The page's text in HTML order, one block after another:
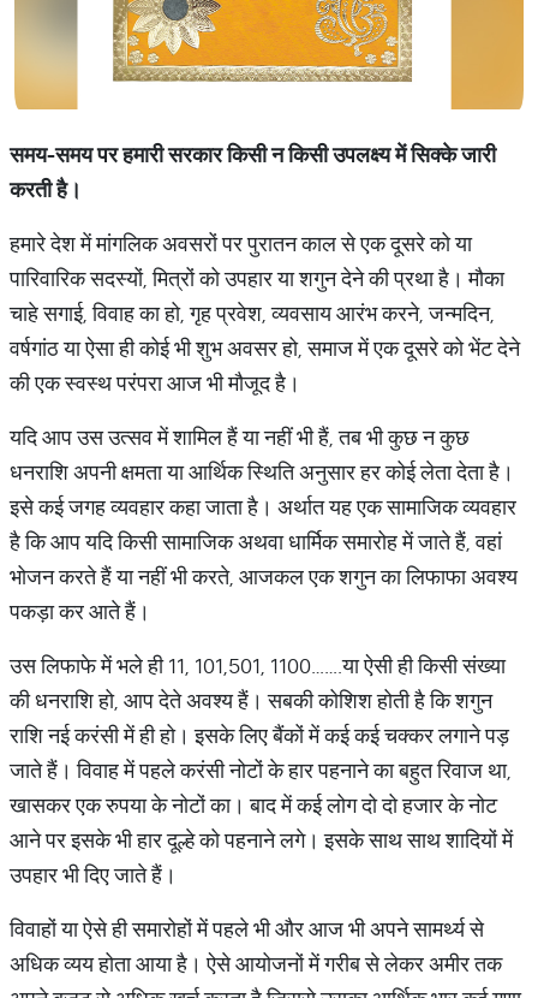
समय-समयपरहमारीसरकारकिसीनकिसीउपलक्ष्यमेंसिक्केजारी
करतीहै।
हमारे देश में मांगलिक अवसरों पर पुरातन काल से एक दूसरे को या
पारिवारिक सदस्यों, मित्रों को उपहार या शगुन देने की प्रथा है। मौका
चाहे सगाई, विवाह का हो, गृह प्रवेश, व्यवसाय आरंभ करने, जन्मदिन,
वर्षगांठ या ऐसा ही कोई भी शुभ अवसर हो, समाज में एक दूसरे को भेंट देने
की एक स्वस्थ परंपरा आज भी मौजूद है।
यदि आप उस उत्सव में शामिल हैं या नहीं भी हैं, तब भी कुछ न कुछ
धनराशि अपनी क्षमता या आर्थिक स्थिति अनुसार हर कोई लेता देता है।
इसे कई जगह व्यवहार कहा जाता है। अर्थात यह एक सामाजिक व्यवहार
है कि आप यदि किसी सामाजिक अथवा धार्मिक समारोह में जाते हैं, वहां
भोजन करते हैं या नहीं भी करते, आजकल एक शगुन का लिफाफा अवश्य
पकड़ा कर आते हैं।
उस लिफाफे में भले ही 11, 101,501, 1100…….या ऐसी ही किसी संख्या
की धनराशि हो, आप देते अवश्य हैं। सबकी कोशिश होती है कि शगुन
राशि नई करंसी में ही हो। इसके लिए बैंकों में कई कई चक्कर लगाने पड़
जाते हैं। विवाह में पहले करंसी नोटों के हार पहनाने का बहुत रिवाज था,
खासकर एक रुपया के नोटों का। बाद में कई लोग दो दो हजार के नोट
आने पर इसके भी हार दूल्हे को पहनाने लगे। इसके साथ साथ शादियों में
उपहार भी दिए जाते हैं।
विवाहों या ऐसे ही समारोहों में पहले भी और आज भी अपने सामर्थ्य से
अधिक व्यय होता आया है। ऐसे आयोजनों में गरीब से लेकर अमीर तक